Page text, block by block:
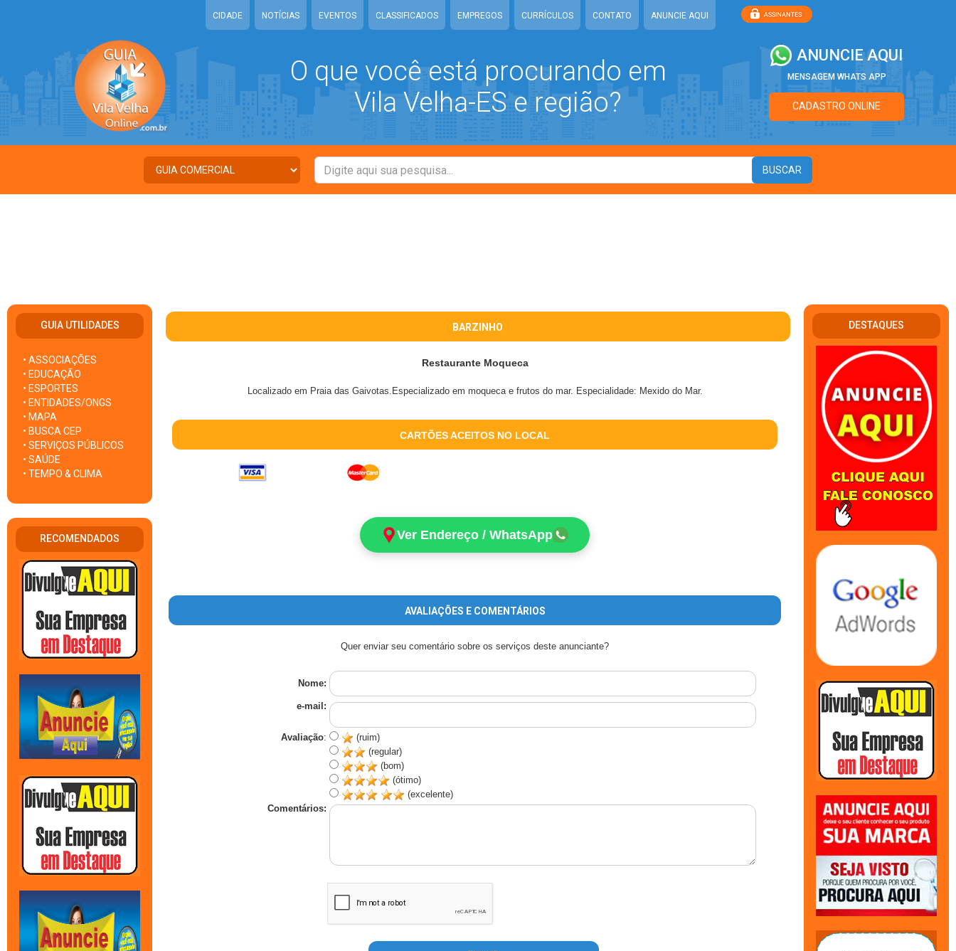
CIDADE NOTÍCIAS EVENTOS CLASSIFICADOS EMPREGOS CURRÍCULOS CONTATO ANUNCIE AQUI
O que você está procurando em
Vila Velha-ES e região?
ANUNCIE AQUI
MENSAGEM WHATS APP
CADASTRO ONLINE
GUIA UTILIDADES
• ASSOCIAÇÕES
• EDUCAÇÃO
• ESPORTES
• ENTIDADES/ONGS
• MAPA
• BUSCA CEP
• SERVIÇOS PÚBLICOS
• SAÚDE
• TEMPO & CLIMA
RECOMENDADOS
BARZINHO
Restaurante Moqueca
Localizado em Praia das Gaivotas.Especializado em moqueca e frutos do mar. Especialidade: Mexido do Mar.
CARTÕES ACEITOS NO LOCAL
Ver Endereço / WhatsApp
AVALIAÇÕES E COMENTÁRIOS
Quer enviar seu comentário sobre os serviços deste anunciante?
Nome:
e-mail:
Avaliação:
(ruim)
(regular)
(bom)
(ótimo)
(excelente)
Comentários:
DESTAQUES